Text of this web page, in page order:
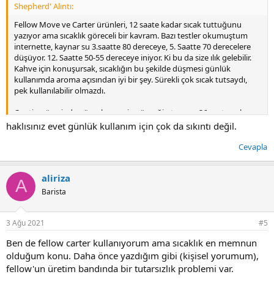
Shepherd' Alıntı:
Fellow Move ve Carter ürünleri, 12 saate kadar sıcak tuttuğunu
yazıyor ama sıcaklık göreceli bir kavram. Bazı testler okumuştum
internette, kaynar su 3.saatte 80 dereceye, 5. Saatte 70 derecelere
düşüyor. 12. Saatte 50-55 dereceye iniyor. Ki bu da size ılık gelebilir.
Kahve için konuşursak, sıcaklığın bu şekilde düşmesi günlük
kullanımda aroma açısından iyi bir şey. Sürekli çok sıcak tutsaydı,
pek kullanılabilir olmazdı.
Contigo üzerinden örnek vereyim, örneğin termos 36 saat sıcak
tuttuğunu yazıyor ama contigo muglara baktığımızda 8 saat
olduğunu görüyoruz. Çalışma ve uygulama prensibi farklı iki ürün,
Termoslar daha çok sıcak su ve kamp için kullanılıyorken termal
haklısınız evet günlük kullanım için çok da sıkıntı değil.
Cevapla
A aliriza
Barista
3 Ağu 2021 #5
Ben de fellow carter kullanıyorum ama sıcaklık en memnun
olduğum konu. Daha önce yazdığım gibi (kişisel yorumum),
fellow'un üretim bandında bir tutarsızlık problemi var.